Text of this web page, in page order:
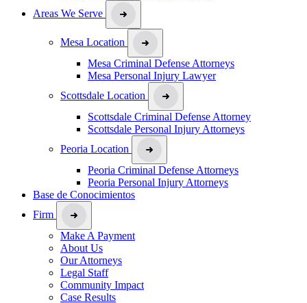
Areas We Serve
Mesa Location
Mesa Criminal Defense Attorneys
Mesa Personal Injury Lawyer
Scottsdale Location
Scottsdale Criminal Defense Attorney
Scottsdale Personal Injury Attorneys
Peoria Location
Peoria Criminal Defense Attorneys
Peoria Personal Injury Attorneys
Base de Conocimientos
Firm
Make A Payment
About Us
Our Attorneys
Legal Staff
Community Impact
Case Results